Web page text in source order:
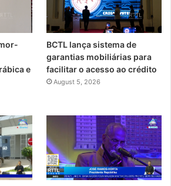
e
BCTL lança sistema de
garantias mobiliárias para
facilitar o acesso ao crédito
August 5, 2026